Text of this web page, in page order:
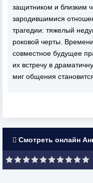
защитником и близким
зародившимися
трагедии: тяжелый
роковой черты.
совместное будущее
их встречу в
миг общения
Смотреть онлайн